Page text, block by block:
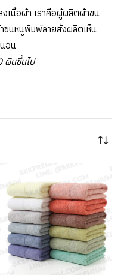
เนื้อผ้า เราคือผู้ผลิตผ้าขน
ขนหนูพิมพ์ลายสั่งผลิตเห็น
อน
ผืนขึ้นไป